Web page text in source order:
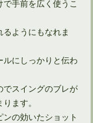
に簡単！
ようにもなれま
にしっかりと伝わ
スイングのブレが
ます。
の効いたショット